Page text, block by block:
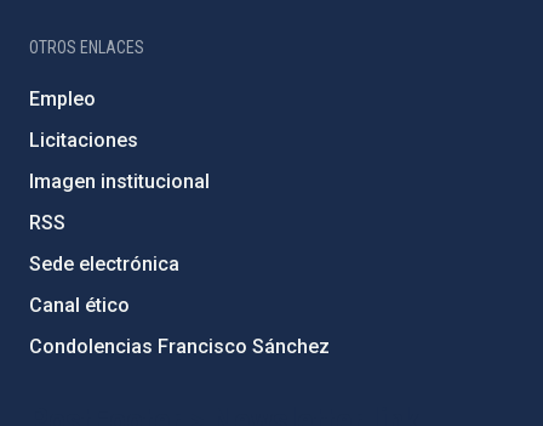
OTROS ENLACES
Empleo
Licitaciones
Imagen institucional
RSS
Sede electrónica
Canal ético
Condolencias Francisco Sánchez